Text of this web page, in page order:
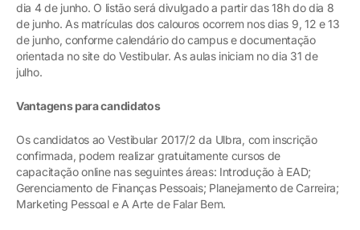
dia 4 de junho. O listão será divulgado a partir das 18h do dia 8
de junho. As matrículas dos calouros ocorrem nos dias 9, 12 e 13
de junho, conforme calendário do campus e documentação
orientada no site do Vestibular. As aulas iniciam no dia 31 de
julho.
Vantagens para candidatos
Os candidatos ao Vestibular 2017/2 da Ulbra, com inscrição
confirmada, podem realizar gratuitamente cursos de
capacitação online nas seguintes áreas: Introdução à EAD;
Gerenciamento de Finanças Pessoais; Planejamento de Carreira;
Marketing Pessoal e A Arte de Falar Bem.